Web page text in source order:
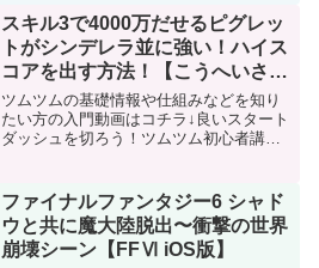
00:42
スキル3で4000万だせるピグレッ
トがシンデレラ並に強い！ハイス
コアを出す方法！【こうへいさ
ん】【ツムツム】
ツムツムの基礎情報や仕組みなどを知り
たい方の入門動画はコチラ↓良いスタート
ダッシュを切ろう！ツムツム初心者講座
プレチケもゲットできるイベントが明日
からスタート！攻略する...
ファイナルファンタジー6 シャド
ウと共に魔大陸脱出〜衝撃の世界
崩壊シーン【FFⅥ iOS版】